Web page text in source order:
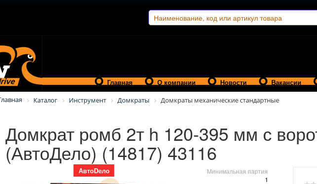
Главная О компании Новости Вакансии
Каталог Инструмент Домкраты Домкраты механические стандартные
Домкрат ромб 2т h 120-395 мм с
(АвтоДело) (14817) 43116
АвтоDело
Минимальная партия
1